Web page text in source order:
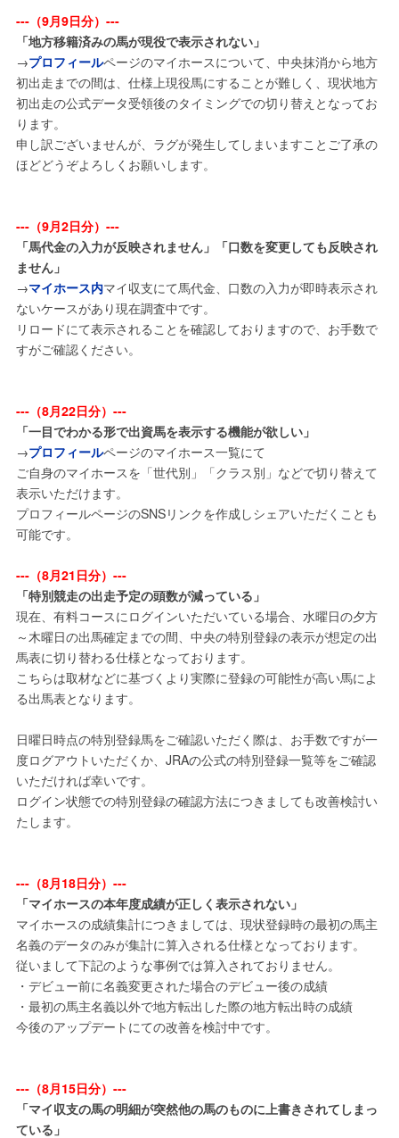
---（9月9日分）---
「地方移籍済みの馬が現役で表示されない」
→プロフィールページのマイホースについて、中央抹消から地方
初出走までの間は、仕様上現役馬にすることが難しく、現状地方
初出走の公式データ受領後のタイミングでの切り替えとなってお
ります。
申し訳ございませんが、ラグが発生してしまいますことご了承の
ほどどうぞよろしくお願いします。
---（9月2日分）---
「馬代金の入力が反映されません」「口数を変更しても反映され
ません」
→マイホース内マイ収支にて馬代金、口数の入力が即時表示され
ないケースがあり現在調査中です。
リロードにて表示されることを確認しておりますので、お手数で
すがご確認ください。
---（8月22日分）---
「一目でわかる形で出資馬を表示する機能が欲しい」
→プロフィールページのマイホース一覧にて
ご自身のマイホースを「世代別」「クラス別」などで切り替えて
表示いただけます。
プロフィールページのSNSリンクを作成しシェアいただくことも
可能です。
---（8月21日分）---
「特別競走の出走予定の頭数が減っている」
現在、有料コースにログインいただいている場合、水曜日の夕方
～木曜日の出馬確定までの間、中央の特別登録の表示が想定の出
馬表に切り替わる仕様となっております。
こちらは取材などに基づくより実際に登録の可能性が高い馬によ
る出馬表となります。
日曜日時点の特別登録馬をご確認いただく際は、お手数ですが一
度ログアウトいただくか、JRAの公式の特別登録一覧等をご確認
いただければ幸いです。
ログイン状態での特別登録の確認方法につきましても改善検討い
たします。
---（8月18日分）---
「マイホースの本年度成績が正しく表示されない」
マイホースの成績集計につきましては、現状登録時の最初の馬主
名義のデータのみが集計に算入される仕様となっております。
従いまして下記のような事例では算入されておりません。
・デビュー前に名義変更された場合のデビュー後の成績
・最初の馬主名義以外で地方転出した際の地方転出時の成績
今後のアップデートにての改善を検討中です。
---（8月15日分）---
「マイ収支の馬の明細が突然他の馬のものに上書きされてしまっ
ている」